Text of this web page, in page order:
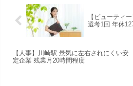
【ビューティ
選考1回 年休
【人事】川崎駅 景気に左右されにくい安
定企業 残業月20時間程度